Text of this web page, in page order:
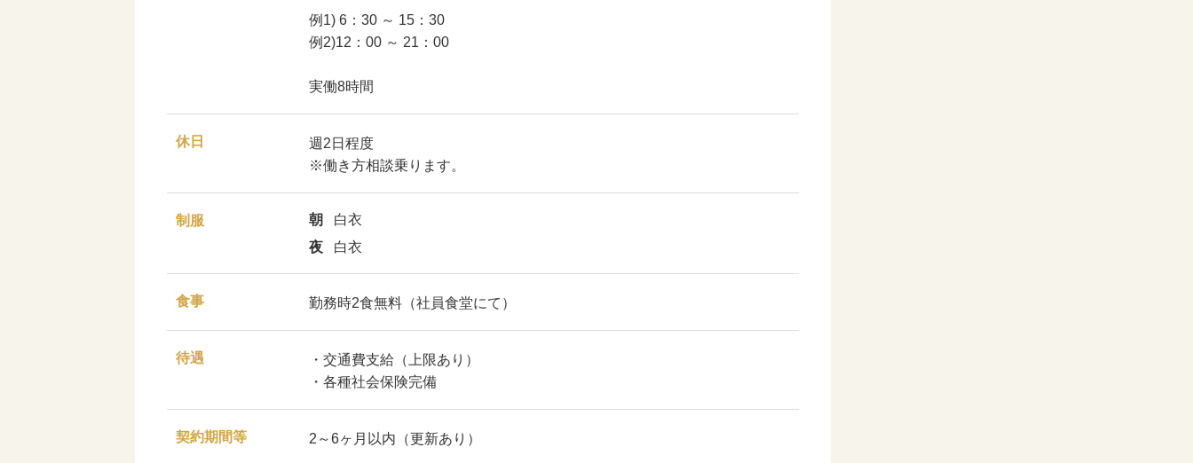
例1) 6：30 ～ 15：30
例2)12：00 ～ 21：00
実働8時間
休日
週2日程度
※働き方相談乗ります。
制服 朝
白衣
夜
白衣
食事 勤務時2食無料（社員食堂にて）
待遇
・交通費支給（上限あり）
・各種社会保険完備
契約期間等 2～6ヶ月以内（更新あり）